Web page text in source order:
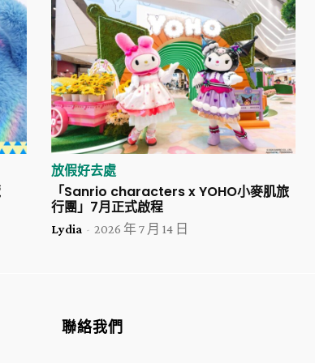
放假好去處
「Sanrio characters x YOHO小麥肌旅
行團」7月正式啟程
Lydia - 2026 年 7 月 14 日
聯絡我們